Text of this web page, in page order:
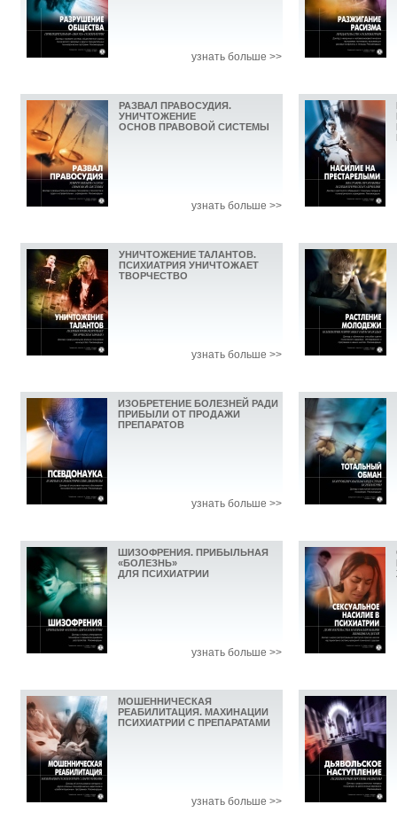
узнать больше >>
РАЗВАЛ ПРАВОСУДИЯ.
УНИЧТОЖЕНИЕ
ОСНОВ ПРАВОВОЙ СИСТЕМЫ
узнать больше >>
УНИЧТОЖЕНИЕ ТАЛАНТОВ.
ПСИХИАТРИЯ УНИЧТОЖАЕТ
ТВОРЧЕСТВО
узнать больше >>
ИЗОБРЕТЕНИЕ БОЛЕЗНЕЙ РАДИ
ПРИБЫЛИ ОТ ПРОДАЖИ
ПРЕПАРАТОВ
узнать больше >>
ШИЗОФРЕНИЯ. ПРИБЫЛЬНАЯ
«БОЛЕЗНЬ»
ДЛЯ ПСИХИАТРИИ
узнать больше >>
МОШЕННИЧЕСКАЯ
РЕАБИЛИТАЦИЯ. МАХИНАЦИИ
ПСИХИАТРИИ С ПРЕПАРАТАМИ
узнать больше >>